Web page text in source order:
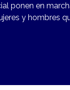
ponen en
y hombres